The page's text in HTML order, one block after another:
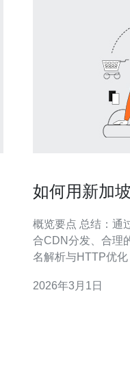
如何用新加
概览要点 总结：通
合CDN分发、合理
名解析与HTTP优
SEO权重。为稳定
2026年3月1日